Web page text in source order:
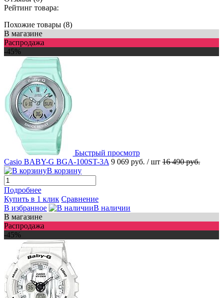
Рейтинг товара:
Похожие товары (8)
В магазине
Распродажа
-45%
Быстрый просмотр
Casio BABY-G BGA-100ST-3A 9 069 руб. / шт 16 490 руб.
В корзину
Подробнее
Купить в 1 клик Сравнение
В избранное
В наличии
В магазине
Распродажа
-45%